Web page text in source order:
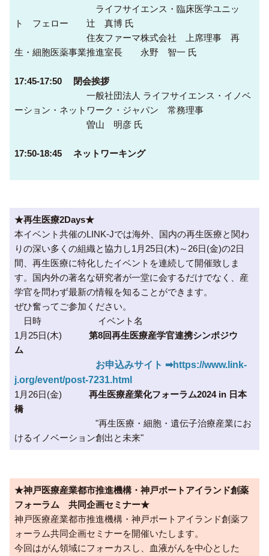
ライフサイエンス・臨床医学ユニッ
ト フェロー 辻󠄀 真博 氏
住友ファーマ株式会社 上席理事 再
生・細胞医薬事業推進室長 永野 智一 氏
17:45-17:50 閉会挨拶
一般社団法人 ライフサイエンス・イノベ
ーション・ネットワーク・ジャパン 常務理事
曽山 明彦 氏
17:50-18:45 ネットワーキング
★再生医療2Days★
本イベント共催のLINK-Jでは海外、国内の再生医療と関わ
りの深い多くの組織と協力し1月25日(木)～26日(金)の2日
間、再生医療に特化したイベントを連続して開催致しま
す。国内外の著名な研究者が一堂に会するだけでなく、産
学官を問わず最新の情報を知ることができます。
ぜひ奮ってご参加ください。
日時 イベント名
1月25日(木) 第8回再生医療産学官連携シンポジウ
ム
お申込みサイト ➡https://www.link-
j.org/event/post-7231.html
1月26日(金) 再生医療産業化フォーラム2024 in 日本
橋
"再生医療・細胞・遺伝子治療産業にお
けるイノベーション創出と未来"
★神戸医療産業都市推進機構・神戸ポートアイランド創薬
フォーラム 共同企画セミナー★
神戸医療産業都市推進機構・神戸ポートアイランド創薬フ
ォーラム共同企画セミナーを開催いたします。
今回はがん領域にフォーカスし、血液がんを中心とした